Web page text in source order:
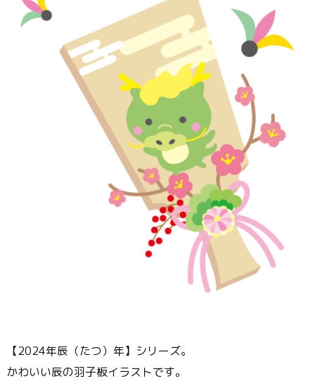
【2024年辰（たつ）年】シリーズ。
かわいい辰の羽子板イラストです。